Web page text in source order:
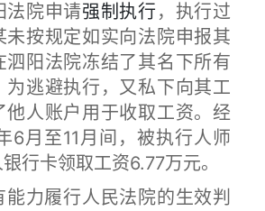
法院申请强制执行 ，执行过
未按规定如实向法院申报其
泗阳法院冻结了其名下所有
为逃避执行，又私下向其工
他人账户用于收取工资。经
6月至11月间，被执行人师
行卡领取工资6.77万元。
力履行人民法院的生效判